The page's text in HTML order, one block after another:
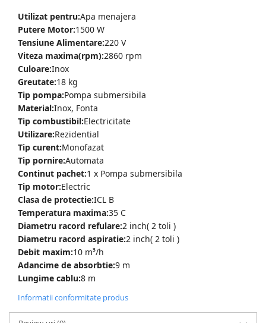
Utilizat pentru:Apa menajera
Putere Motor:1500 W
Tensiune Alimentare:220 V
Viteza maxima(rpm):2860 rpm
Culoare:Inox
Greutate:18 kg
Tip pompa:Pompa submersibila
Material:Inox, Fonta
Tip combustibil:Electricitate
Utilizare:Rezidential
Tip curent:Monofazat
Tip pornire:Automata
Continut pachet:1 x Pompa submersibila
Tip motor:Electric
Clasa de protectie:ICL B
Temperatura maxima:35 C
Diametru racord refulare:2 inch( 2 toli )
Diametru racord aspiratie:2 inch( 2 toli )
Debit maxim:10 m³/h
Adancime de absorbtie:9 m
Lungime cablu:8 m
Informatii conformitate produs